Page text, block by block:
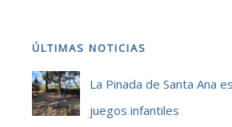
ÚLTIMAS NOTICIAS
La Pinada de Santa Ana
juegos infantiles